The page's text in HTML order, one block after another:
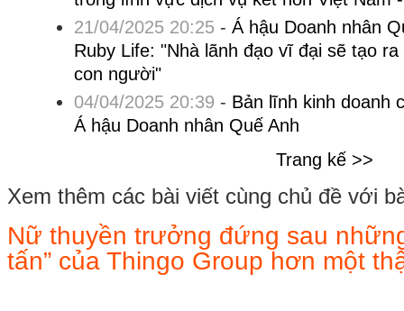
21/04/2025 20:25- Á hậu Doanh nhân
Ruby Life: "Nhà lãnh đạo vĩ đại sẽ tạo
con người"
04/04/2025 20:39 - Bản lĩnh kinh doanh
Á hậu Doanh nhân Quế Anh
Trang kế >>
Xem thêm các bài viết cùng chủ đề với
Nữ thuyền trưởng đứng sau
tấn” của Thingo Group hơn một